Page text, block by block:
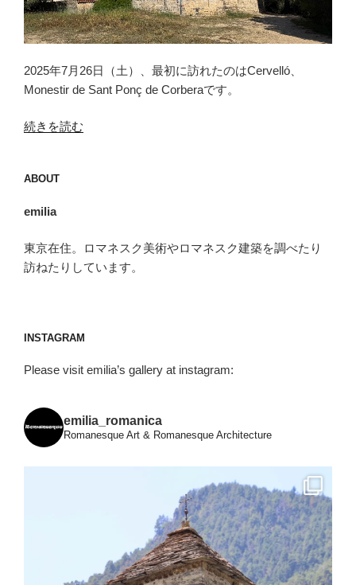
2025年7月26日（土）、最初に訪れたのはCervelló、
Monestir de Sant Ponç de Corberaです。
“セ
リ
の
続きを読む
ABOUT
emilia
東京在住。ロマネスク美術やロマネスク建築を調べたり
訪ねたりしています。
INSTAGRAM
Please visit emilia’s gallery at instagram:
emilia_romanica
Romanesque Art & Romanesque Architecture